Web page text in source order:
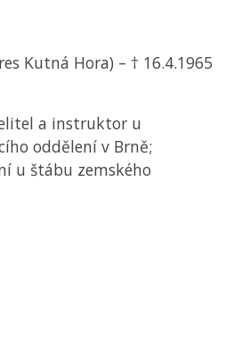
Kutná Hora) – † 16.4.1965
a instruktor u
oddělení v Brně;
u štábu zemského